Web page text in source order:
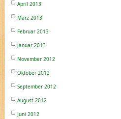
April 2013
März 2013
Februar 2013
Januar 2013
November 2012
Oktober 2012
September 2012
August 2012
Juni 2012